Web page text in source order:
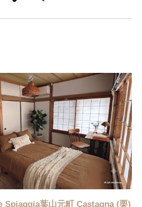
Spiaggia葉山元町 Castagna (栗)